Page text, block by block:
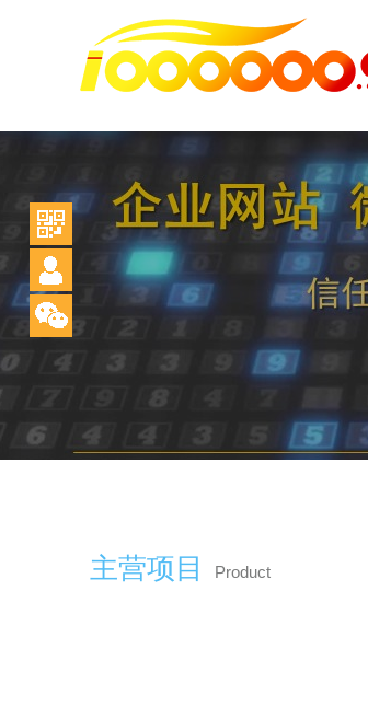
主营项目 Product